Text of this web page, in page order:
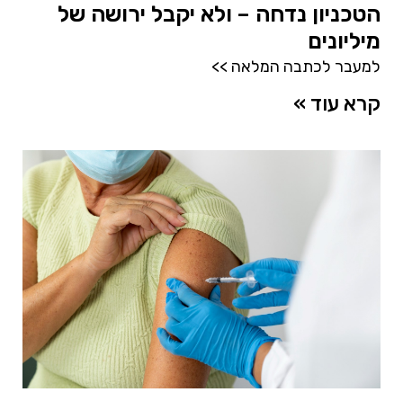
הטכניון נדחה – ולא יקבל ירושה של
מיליונים
למעבר לכתבה המלאה >>
קרא עוד »